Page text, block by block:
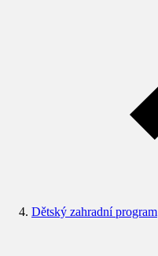
Dětský zahradní program